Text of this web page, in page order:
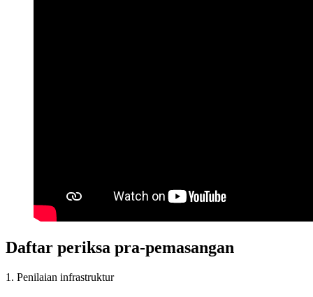
Daftar periksa pra-pemasangan
1. Penilaian infrastruktur